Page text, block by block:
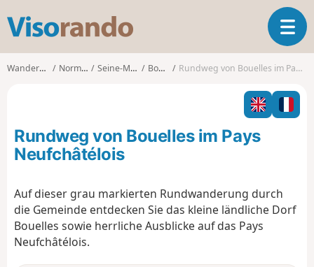
s
o
T
o
g
l
n
t
Wanderungen Normandie Seine-Maritime Bouelles Rundweg von Bouelles im Pays Neufchâtélois
Rundweg von Bouelles im Pays
Neufchâtélois
Auf dieser grau markierten Rundwanderung durch
die Gemeinde entdecken Sie das kleine ländliche Dorf
Bouelles sowie herrliche Ausblicke auf das Pays
Neufchâtélois.